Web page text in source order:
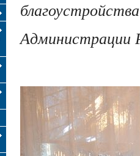
Администрации